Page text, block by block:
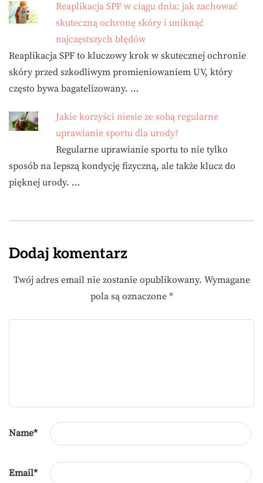
Reaplikacja SPF w ciągu dnia: jak zachować
skuteczną ochronę skóry i uniknąć
najczęstszych błędów
Reaplikacja SPF to kluczowy krok w skutecznej ochronie
skóry przed szkodliwym promieniowaniem UV, który
często bywa bagatelizowany. …
Jakie korzyści niesie ze sobą regularne
uprawianie sportu dla urody?
Regularne uprawianie sportu to nie tylko
sposób na lepszą kondycję fizyczną, ale także klucz do
pięknej urody. …
Dodaj komentarz
Twój adres email nie zostanie opublikowany. Wymagane
pola są oznaczone *
Name*
Email*